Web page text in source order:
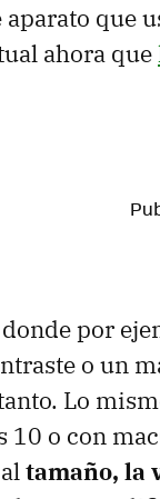
aparato que
ahora que
por
o un
Lo
o con
tamaño, la